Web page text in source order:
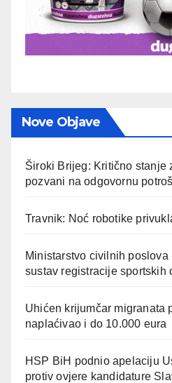
Nove Objave
Široki Brijeg: Kritično stanje
pozvani na odgovornu
Travnik: Noć robotike
Ministarstvo civilnih
sustav registracije sportskih
Uhićen krijumčar migranata
naplaćivao i do 10.000 eura
HSP BiH podnio apelaciju
protiv ovjere kandidature